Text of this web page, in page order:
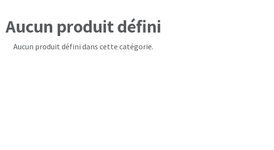
Aucun produit défini
Aucun produit défini dans cette catégorie.